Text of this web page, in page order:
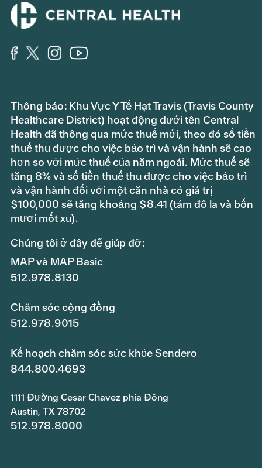
Thông báo: Khu Vực Y Tế Hạt Travis (Travis County
Healthcare District) hoạt động dưới tên Central
Health đã thông qua mức thuế mới, theo đó số tiền
thuế thu được cho việc bảo trì và vận hành sẽ cao
hơn so với mức thuế của năm ngoái. Mức thuế sẽ
tăng 8% và số tiền thuế thu được cho việc bảo trì
và vận hành đối với một căn nhà có giá trị
$100,000 sẽ tăng khoảng $8.41 (tám đô la và bốn
mươi mốt xu).
Chúng tôi ở đây để giúp đỡ:
MAP và MAP Basic
512.978.8130
Chăm sóc cộng đồng
512.978.9015
Kế hoạch chăm sóc sức khỏe Sendero
844.800.4693
1111 Đường Cesar Chavez phía Đông
Austin, TX 78702
512.978.8000